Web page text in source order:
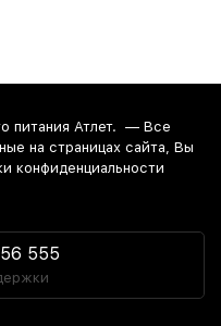
питания Атлет. — Все
на страницах сайта, Вы
конфиденциальности
555